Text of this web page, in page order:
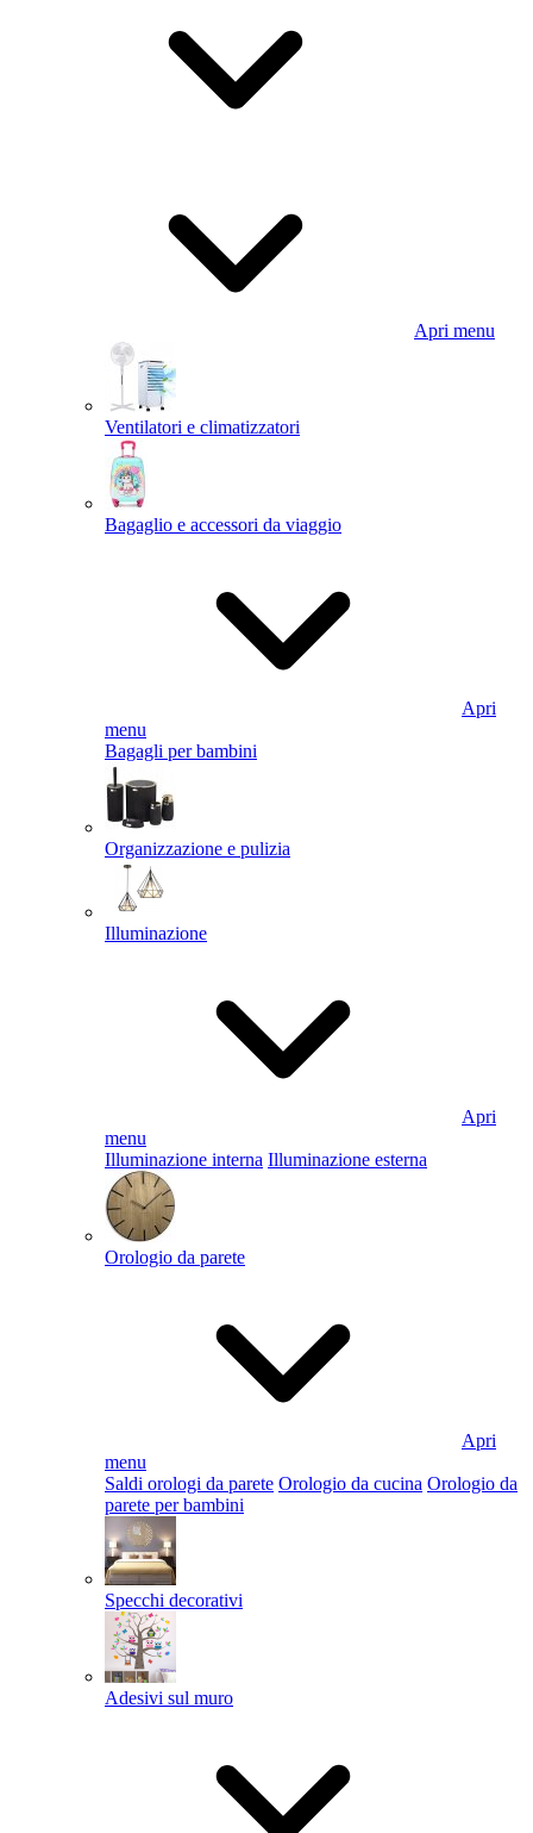
Apri menu
Ventilatori e climatizzatori
Bagaglio e accessori da viaggio
Apri
menu
Bagagli per bambini
Organizzazione e pulizia
Illuminazione
Apri
menu
Illuminazione interna Illuminazione esterna
Orologio da parete
Apri
menu
Saldi orologi da parete Orologio da cucina Orologio da
parete per bambini
Specchi decorativi
Adesivi sul muro